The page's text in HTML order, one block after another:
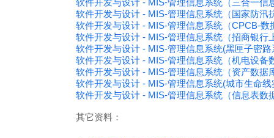
软件开发与设计 - MIS-管理信息系统（三合一信
软件开发与设计 - MIS-管理信息系统（国家防
软件开发与设计 - MIS-管理信息系统（CPCB-数
软件开发与设计 - MIS-管理信息系统（招商银
软件开发与设计 - MIS-管理信息系统(黑匣子密
软件开发与设计 - MIS-管理信息系统（机电设备
软件开发与设计 - MIS-管理信息系统（资产数据
软件开发与设计 - MIS-管理信息系统(城市生命
软件开发与设计 - MIS-管理信息系统（信息表数
其它资料：